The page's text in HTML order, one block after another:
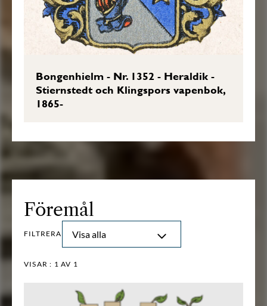
Bongenhielm - Nr. 1352 - Heraldik -
Stiernstedt och Klingspors vapenbok,
1865-
Föremål
FILTRERA Visa alla
VISAR : 1 AV 1